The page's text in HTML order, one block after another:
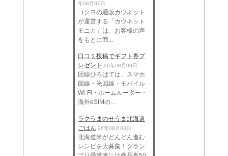
年08月07日
コクヨの通販カウネット
が運営する「カウネット
モニカ」は、お客様の声
をもとに商...
口コミ投稿でギフト券プ
レゼント 26年08月03日
回線ひろばでは、スマホ
回線・光回線・モバイル
Wi-Fi・ホームルーター・
海外eSIMの...
ラクうまのせうま北海道
ごはん 26年08月03日
北海道米がどんどん進む
レシピを大募集！グラン